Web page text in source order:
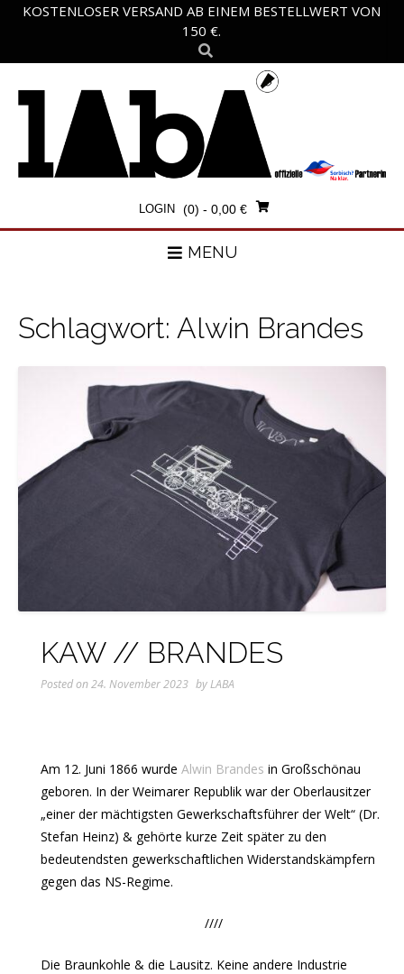
KOSTENLOSER VERSAND AB EINEM BESTELLWERT VON
150 €.
LOGIN (0) - 0,00 €
MENU
Schlagwort: Alwin Brandes
KAW // BRANDES
Posted on24. November 2023 byLABA
Am 12. Juni 1866 wurde Alwin Brandes in Großschönau
geboren. In der Weimarer Republik war der Oberlausitzer
„einer der mächtigsten Gewerkschaftsführer der Welt“ (Dr.
Stefan Heinz) & gehörte kurze Zeit später zu den
bedeutendsten gewerkschaftlichen Widerstandskämpfern
gegen das NS-Regime.
////
Die Braunkohle & die Lausitz. Keine andere Industrie